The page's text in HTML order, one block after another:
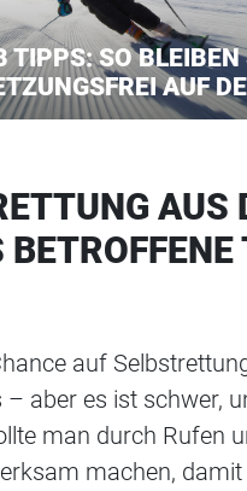
TIPPS: SO BLEIBEN
AUF
AUS
BETROFFENE
auf
– aber es ist schwer,
man durch Rufen
machen, damit